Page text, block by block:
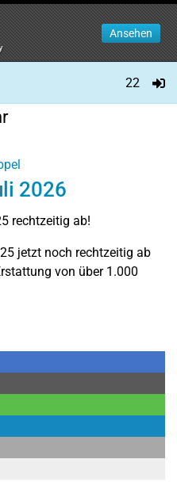
Ansehen
22
2026
rechtzeitig ab!
jetzt noch rechtzeitig ab
von über 1.000